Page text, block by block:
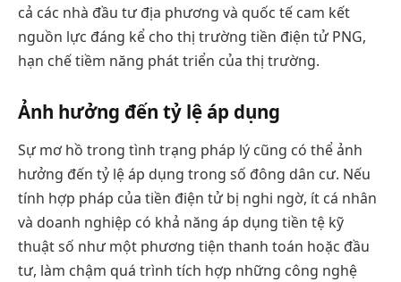
cả các nhà đầu tư địa phương và quốc tế cam kết
nguồn lực đáng kể cho thị trường tiền điện tử PNG,
hạn chế tiềm năng phát triển của thị trường.
Ảnh hưởng đến tỷ lệ áp dụng
Sự mơ hồ trong tình trạng pháp lý cũng có thể ảnh
hưởng đến tỷ lệ áp dụng trong số đông dân cư. Nếu
tính hợp pháp của tiền điện tử bị nghi ngờ, ít cá nhân
và doanh nghiệp có khả năng áp dụng tiền tệ kỹ
thuật số như một phương tiện thanh toán hoặc đầu
tư, làm chậm quá trình tích hợp những công nghệ